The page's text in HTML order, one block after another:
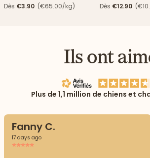
Dès €3.90 (€65.00/kg)
haricots verts
Dès €12.90
Ils ont
Plus de 1,1 million de chiens et
Fanny C.
17 days ago